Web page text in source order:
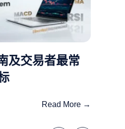
及交易者最常
Read More →